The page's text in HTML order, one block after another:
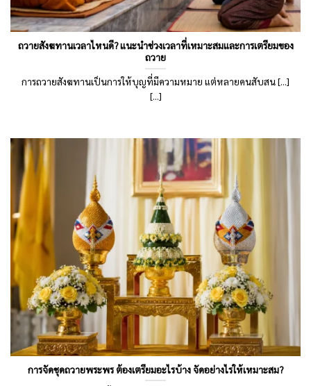
ถวายสังฆทานเวลาไหนดี? แนะนำช่วงเวลาที่เหมาะสมและการเตรียมของ
ถวาย
การถวายสังฆทานเป็นการให้บุญที่มีความหมาย แต่หลายคนสับสน [...]
[...]
การจัดชุดถวายพระพร ต้องเตรียมอะไรบ้าง จัดอย่างไรให้เหมาะสม?